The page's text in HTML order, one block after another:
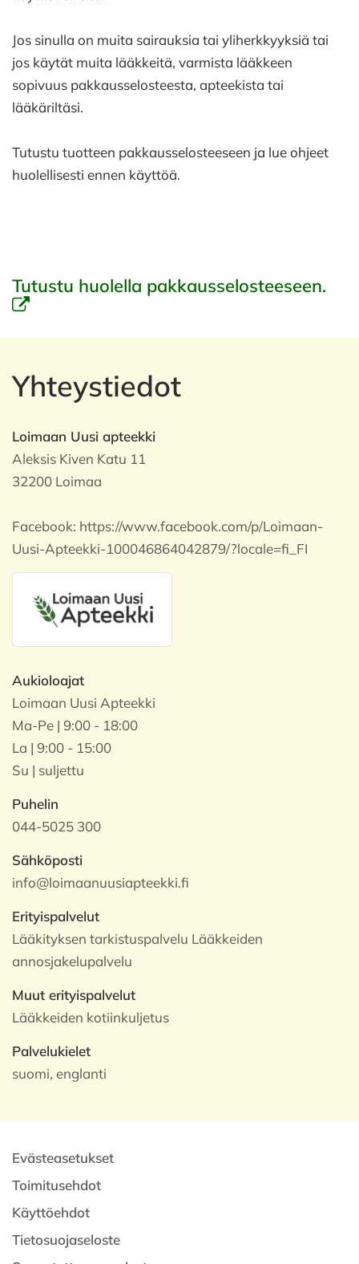
Jos sinulla on muita sairauksia tai yliherkkyyksiä tai
jos käytät muita lääkkeitä, varmista lääkkeen
sopivuus pakkausselosteesta, apteekista tai
lääkäriltäsi.
Tutustu tuotteen pakkausselosteeseen ja lue ohjeet
huolellisesti ennen käyttöä.
Tutustu huolella pakkausselosteeseen.
Yhteystiedot
Loimaan Uusi apteekki
Aleksis Kiven Katu 11
32200 Loimaa
Facebook: https://www.facebook.com/p/Loimaan-
Uusi-Apteekki-100046864042879/?locale=fi_FI
Aukioloajat
Loimaan Uusi Apteekki
Ma-Pe | 9:00 - 18:00
La | 9:00 - 15:00
Su | suljettu
Puhelin
044-5025 300
Sähköposti
info@loimaanuusiapteekki.fi
Erityispalvelut
Lääkityksen tarkistuspalvelu Lääkkeiden
annosjakelupalvelu
Muut erityispalvelut
Lääkkeiden kotiinkuljetus
Palvelukielet
suomi, englanti
Evästeasetukset
Toimitusehdot
Käyttöehdot
Tietosuojaseloste